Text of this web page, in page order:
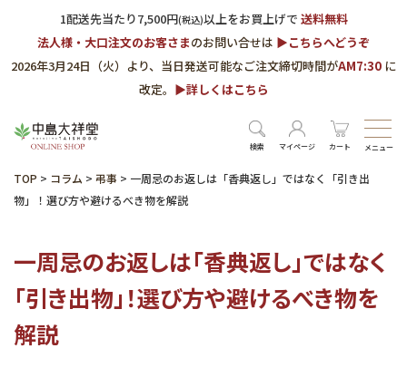
1配送先当たり7,500円(税込)以上をお買上げで 送料無料
法人様・大口注文のお客さまのお問い合せは ▶︎こちらへどうぞ
2026年3月24日（火）より、当日発送可能なご注文締切時間がAM7:30 に
改定。 ▶︎詳しくはこちら
検索 マイページ カート メニュー
TOP > コラム > 弔事 > 一周忌のお返しは「香典返し」ではなく「引き出
物」！選び方や避けるべき物を解説
一周忌のお返しは「香典返し」ではなく
「引き出物」！選び方や避けるべき物を
解説